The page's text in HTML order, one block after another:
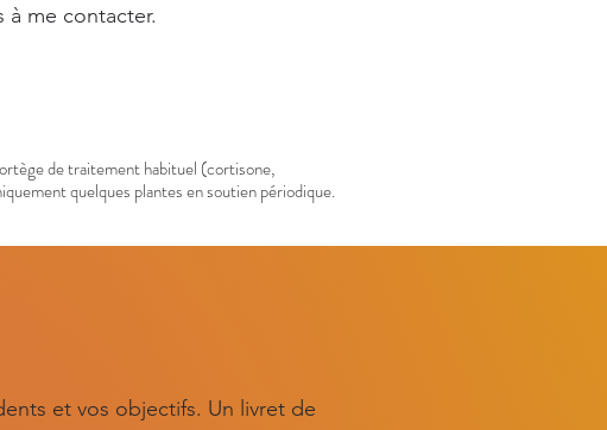
me contacter.
de traitement habituel (cortisone,
quelques plantes en soutien périodique.
et vos objectifs. Un livret de